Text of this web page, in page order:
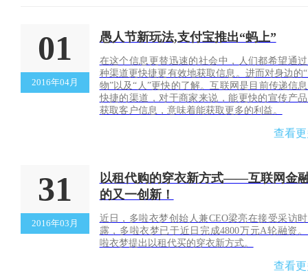
01
2016年04月
愚人节新玩法,支付宝推出“蚂上”
在这个信息更替迅速的社会中，人们都希望通
种渠道更快捷更有效地获取信息。进而对身边的
物”以及“人”更快的了解。互联网是目前传递信
快捷的渠道，对于商家来说，能更快的宣传产
获取客户信息，意味着能获取更多的利益。
查看
31
2016年03月
以租代购的穿衣新方式——互联网金
的又一创新！
近日，多啦衣梦创始人兼CEO梁亮在接受采访
露，多啦衣梦已于近日完成4800万元A轮融资
啦衣梦提出以租代买的穿衣新方式。
查看